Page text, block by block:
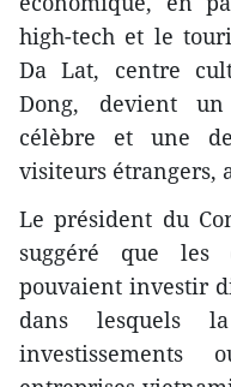
high-tech et le
Da Lat, centre
Dong, devient
célèbre et une
visiteurs étrangers,
Le président du
suggéré que les
pouvaient investir
dans lesquels